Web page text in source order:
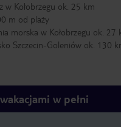
w Kołobrzegu ok. 25 km
m od plaży
morska w Kołobrzegu ok. 27
Szczecin-Goleniów ok. 130
w pełni